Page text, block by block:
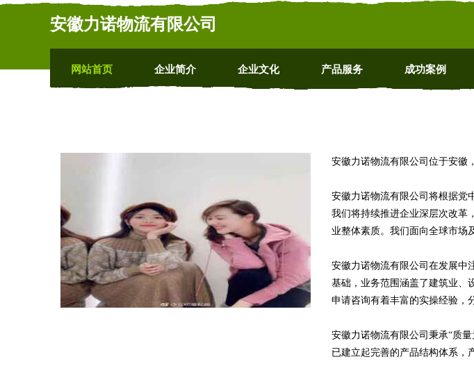
安徽力诺物流有限公司
网站首页 企业简介 企业文化 产品服务 成功案例
安徽力诺物流有限公司位于安徽
安徽力诺物流有限公司将根据党
我们将持续推进企业深层次改革
业整体素质。我们面向全球市场
安徽力诺物流有限公司在发展中
基础，业务范围涵盖了建筑业、
申请咨询有着丰富的实操经验，
安徽力诺物流有限公司秉承“质
已建立起完善的产品结构体系，